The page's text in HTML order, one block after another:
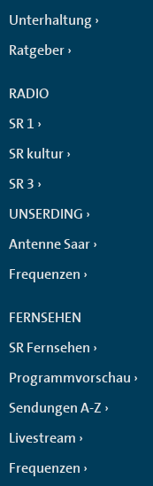
Unterhaltung
Ratgeber
RADIO
SR 1
SR kultur
SR 3
UNSERDING
Antenne Saar
Frequenzen
FERNSEHEN
SR Fernsehen
Programmvorschau
Sendungen A-Z
Livestream
Frequenzen